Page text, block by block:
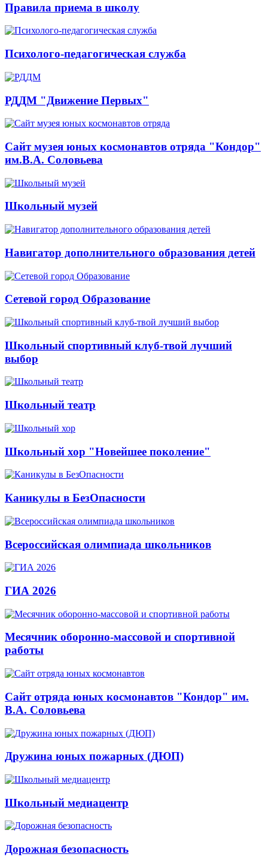
Правила приема в школу
Психолого-педагогическая служба
РДДМ "Движение Первых"
Сайт музея юных космонавтов отряда "Кондор"
им.В.А. Соловьева
Школьный музей
Навигатор дополнительного образования детей
Сетевой город Образование
Школьный спортивный клуб-твой лучший
выбор
Школьный театр
Школьный хор "Новейшее поколение"
Каникулы в БезОпасности
Всероссийская олимпиада школьников
ГИА 2026
Месячник оборонно-массовой и спортивной
работы
Сайт отряда юных космонавтов "Кондор" им.
В.А. Соловьева
Дружина юных пожарных (ДЮП)
Школьный медиацентр
Дорожная безопасность